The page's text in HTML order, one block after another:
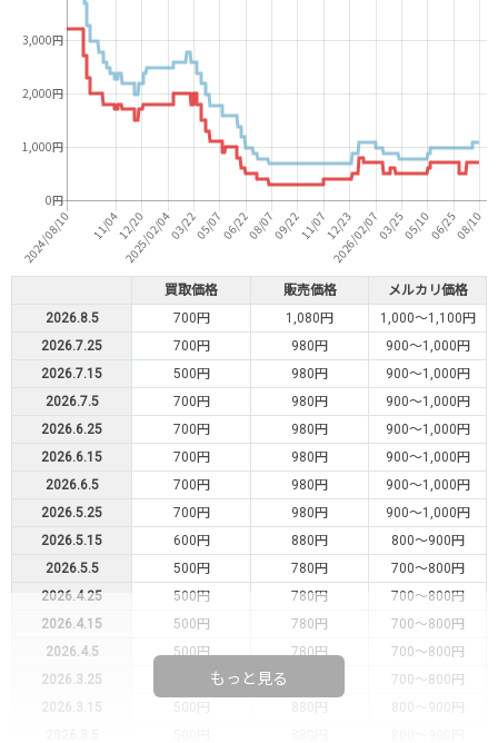
買取価格 販売価格
メルカリ価格
2026.8.5
700円 1,080円
1,000～1,100円
2026.7.25
700円 980円
900～1,000円
2026.7.15
500円 980円
900～1,000円
2026.7.5
700円 980円
900～1,000円
2026.6.25
700円 980円
900～1,000円
2026.6.15
700円 980円
900～1,000円
2026.6.5
700円 980円
900～1,000円
2026.5.25
700円 980円
900～1,000円
2026.5.15
600円 880円
800～900円
2026.5.5
500円 780円
700～800円
2026.4.25
500円 780円
700～800円
2026.4.15
500円 780円
700～800円
2026.4.5
500円 780円
700～800円
2026.3.25
700～800円
2026.3.15
500円 880円
800～900円
もっと見る